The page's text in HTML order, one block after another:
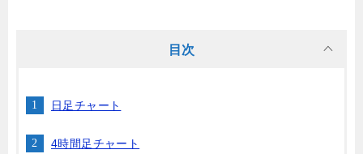
目次
日足チャート
4時間足チャート